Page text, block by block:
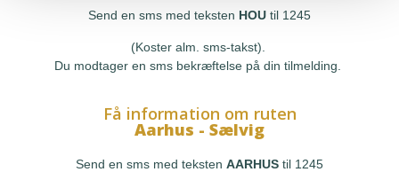
Send en sms med teksten HOU til 1245
(Koster alm. sms-takst).
Du modtager en sms bekræftelse på din tilmelding.
Få information om ruten
Aarhus - Sælvig
Send en sms med teksten AARHUS til 1245